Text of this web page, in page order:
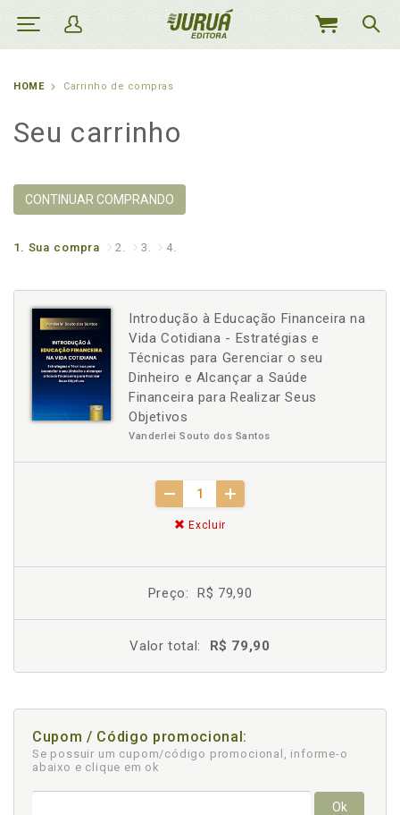
MEU
HOME Carrinho de compras
Seu carrinho
CONTINUAR COMPRANDO
1. Sua compra 2. 3. 4.
Introdução à Educação Financeira na
Vida Cotidiana - Estratégias e
Técnicas para Gerenciar o seu
Dinheiro e Alcançar a Saúde
Financeira para Realizar Seus
Objetivos
Vanderlei Souto dos Santos
Excluir
Preço: R$ 79,90
Valor total: R$ 79,90
Cupom / Código promocional:
Se possuir um cupom/código promocional, informe-o
abaixo e clique em ok
Ok